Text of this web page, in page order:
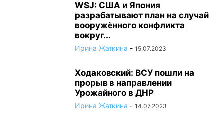
WSJ: США и Япония
разрабатывают план на случай
вооружённого конфликта
вокруг...
Ирина Жаткина - 15.07.2023
Ходаковский: ВСУ пошли на
прорыв в направлении
Урожайного в ДНР
Ирина Жаткина - 14.07.2023